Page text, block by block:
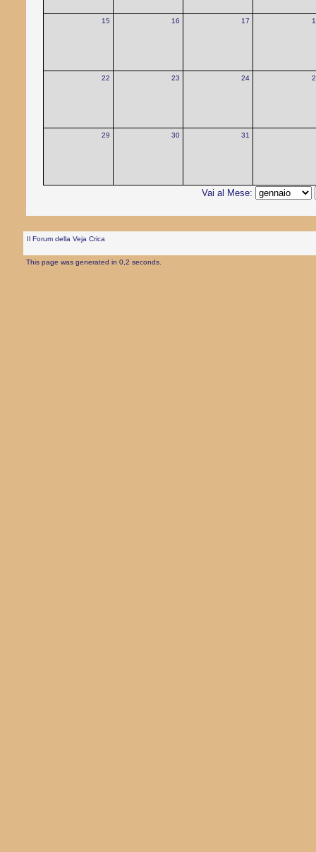
15 16 17
22 23 24
29 30 31
Vai al Mese:
Il Forum della Veja Crica
This page was generated in 0,2 seconds.